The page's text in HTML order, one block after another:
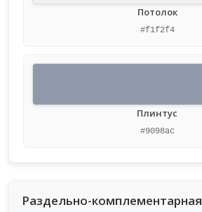
Потолок
#f1f2f4
Плинтус
#9098ac
Раздельно-комплементарная